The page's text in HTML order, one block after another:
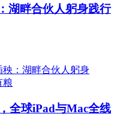
湖畔合伙人躬身践行
全球iPad与Mac全线